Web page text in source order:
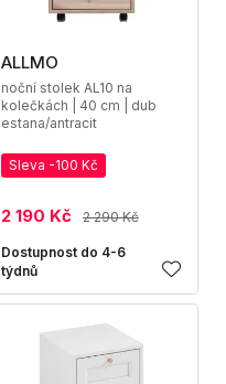
ALLMO
noční stolek AL10 na
kolečkách | 40 cm | dub
estana/antracit
Sleva -100 Kč
2 190 Kč 2 290 Kč
Dostupnost do 4-6
týdnů